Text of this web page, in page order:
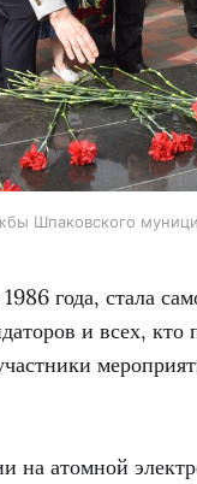
Шпаковского
года, стала
и всех, кто
на атомной